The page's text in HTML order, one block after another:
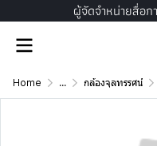
ผู้จัดจำหน่ายสื่อก
Home ... กล้องจุลทรรศน์